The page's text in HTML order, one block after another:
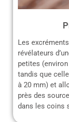
Les
révélateurs
petites
tandis que
à 20 mm) et
près des
dans les coins